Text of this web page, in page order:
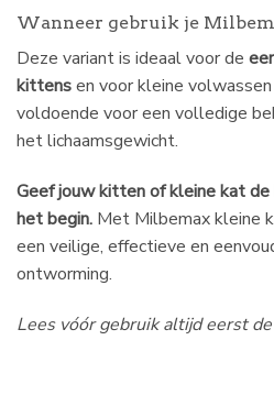
Wanneer gebruik je
Deze variant is ideaal voor de
kittensen voor kleine
voldoende voor een volledige
het lichaamsgewicht.
Geef jouw kitten of kleine kat
het begin. Met Milbemax kleine
een veilige, effectieve en
ontworming.
Lees vóór gebruik altijd eerst